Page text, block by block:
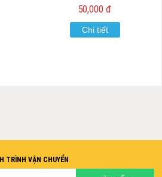
50,000 đ
Chi tiết
TRÌNH VẬN CHUYỂN